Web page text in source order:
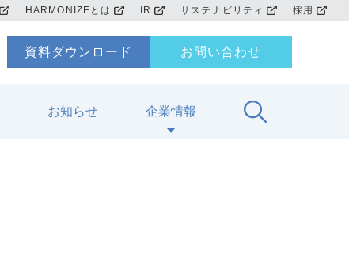
HARMONIZEとは IR サステナビリティ 採用
お知らせ 企業情報
資料ダウンロード お問い合わせ